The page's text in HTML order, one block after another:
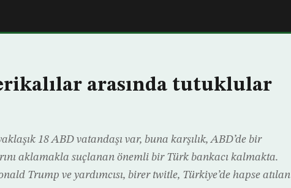
arasında tutuklular
18 ABD vatandaşı var, buna karşılık, ABD’de bir
aklamakla suçlanan önemli bir Türk bankacı kalmakta.
Trump ve yardımcısı, birer twitle, Türkiye’de hapse atılan